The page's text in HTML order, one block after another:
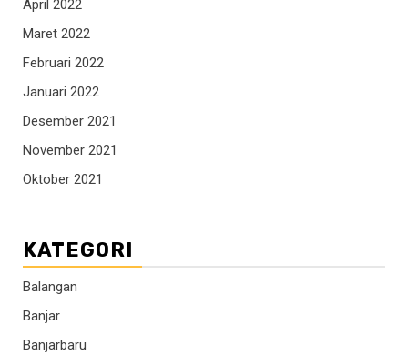
April 2022
Maret 2022
Februari 2022
Januari 2022
Desember 2021
November 2021
Oktober 2021
KATEGORI
Balangan
Banjar
Banjarbaru